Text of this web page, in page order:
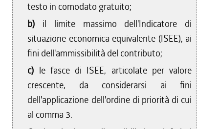
testo in comodato gratuito;
b) il limite massimo dell'Indicatore di
situazione economica equivalente (ISEE), ai
fini dell'ammissibilità del contributo;
c) le fasce di ISEE, articolate per valore
crescente, da considerarsi ai fini
dell'applicazione dell'ordine di priorità di cui
al comma 3.